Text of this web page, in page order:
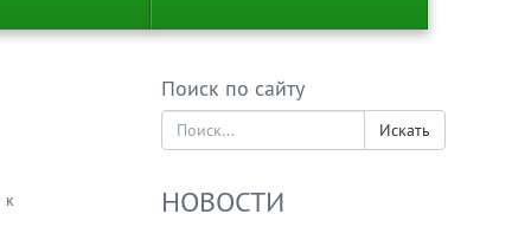
к
Поиск по сайту
Искать
НОВОСТИ